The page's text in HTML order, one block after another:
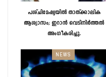
പശ്ചിമേഷ്യയിൽ താത്ക്കാലിക
ആശ്വാസം; ഇറാൻ വെടിനിർത്തൽ
അംഗീകരിച്ചു.
NEWS